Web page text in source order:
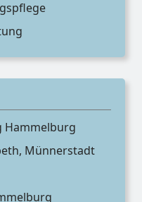
Hammelburg
Münnerstadt